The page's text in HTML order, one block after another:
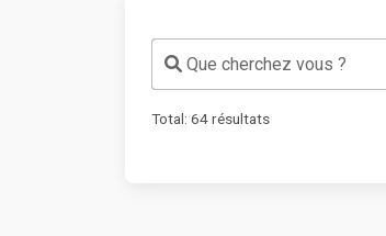
Que cherchez vous ?
Total: 64résultats